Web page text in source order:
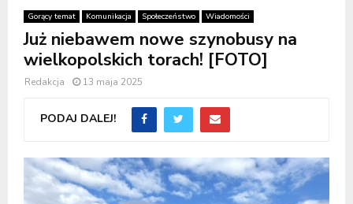
Gorący temat Komunikacja Społeczeństwo Wiadomości
Już niebawem nowe szynobusy na
wielkopolskich torach! [FOTO]
Redakcja 13 maja 2025
PODAJ DALEJ!